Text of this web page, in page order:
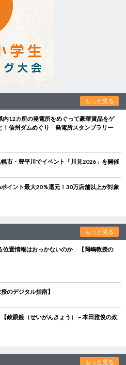
もっと見る
内12カ所の発電所をめぐって豪華賞品をゲ
！信州ダムめぐり 発電所スタンプラリー
市・豊平川でイベント「川見2026」を開催
イント最大20％還元！30万店舗以上が対象
もっと見る
位置情報はおっかないのか 【岡嶋教授の
のデジタル指南】
政眼鏡（せいがんきょう）－本田雅俊の政
もっと見る